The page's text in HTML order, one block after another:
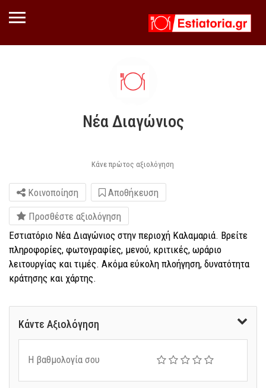
Νέα Διαγώνιος
Κάνε πρώτος αξιολόγηση
Κοινοποίηση
Αποθήκευση
Προσθέστε αξιολόγηση
Εστιατόριο Νέα Διαγώνιος στην περιοχή Καλαμαριά. Βρείτε
πληροφορίες, φωτογραφίες, μενού, κριτικές, ωράριο
λειτουργίας και τιμές. Ακόμα εύκολη πλοήγηση, δυνατότητα
κράτησης και χάρτης.
Κάντε Αξιολόγηση
Η βαθμολογία σου